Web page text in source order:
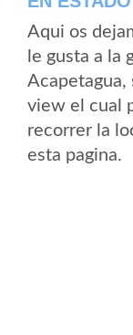
Aqui os
le gusta a la
Acapetagua,
view el cual
recorrer la
esta pagina.